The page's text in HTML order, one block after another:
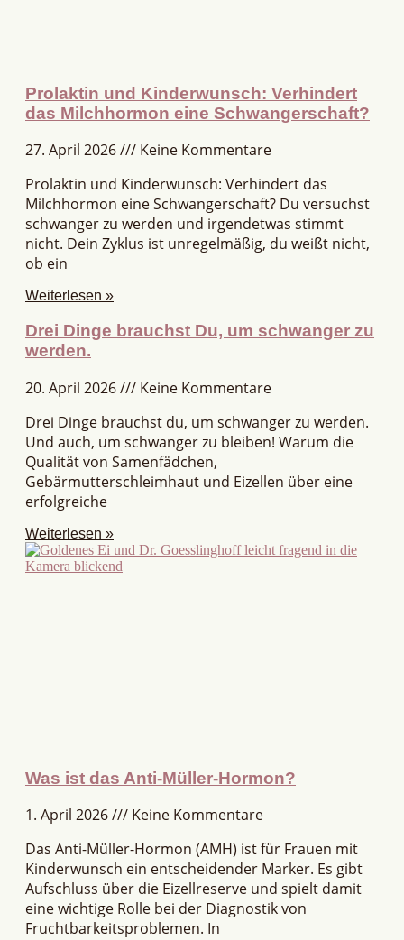
Prolaktin und Kinderwunsch: Verhindert
das Milchhormon eine Schwangerschaft?
27. April 2026
Keine Kommentare
Prolaktin und Kinderwunsch: Verhindert das
Milchhormon eine Schwangerschaft? Du versuchst
schwanger zu werden und irgendetwas stimmt
nicht. Dein Zyklus ist unregelmäßig, du weißt nicht,
ob ein
Weiterlesen »
Drei Dinge brauchst Du, um schwanger zu
werden.
20. April 2026
Keine Kommentare
Drei Dinge brauchst du, um schwanger zu werden.
Und auch, um schwanger zu bleiben! Warum die
Qualität von Samenfädchen,
Gebärmutterschleimhaut und Eizellen über eine
erfolgreiche
Weiterlesen »
Was ist das Anti-Müller-Hormon?
1. April 2026
Keine Kommentare
Das Anti-Müller-Hormon (AMH) ist für Frauen mit
Kinderwunsch ein entscheidender Marker. Es gibt
Aufschluss über die Eizellreserve und spielt damit
eine wichtige Rolle bei der Diagnostik von
Fruchtbarkeitsproblemen. In